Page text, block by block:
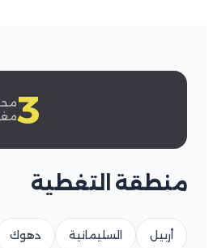
3
منطقة التغطية
أربيل السليمانية دهوك